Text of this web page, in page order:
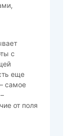
с
еще
самое
от поля